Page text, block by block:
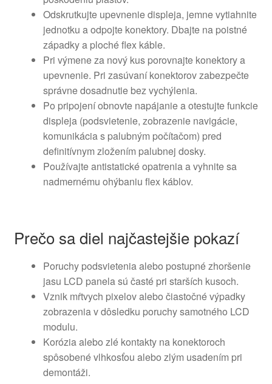
Odskrutkujte upevnenie displeja, jemne vytiahnite
jednotku a odpojte konektory. Dbajte na poistné
západky a ploché flex káble.
Pri výmene za nový kus porovnajte konektory a
upevnenie. Pri zasúvaní konektorov zabezpečte
správne dosadnutie bez vychýlenia.
Po pripojení obnovte napájanie a otestujte funkcie
displeja (podsvietenie, zobrazenie navigácie,
komunikácia s palubným počítačom) pred
definitívnym zložením palubnej dosky.
Používajte antistatické opatrenia a vyhnite sa
nadmernému ohýbaniu flex káblov.
Prečo sa diel najčastejšie pokazí
Poruchy podsvietenia alebo postupné zhoršenie
jasu LCD panela sú časté pri starších kusoch.
Vznik mŕtvych pixelov alebo čiastočné výpadky
zobrazenia v dôsledku poruchy samotného LCD
modulu.
Korózia alebo zlé kontakty na konektoroch
spôsobené vlhkosťou alebo zlým usadením pri
demontáži.